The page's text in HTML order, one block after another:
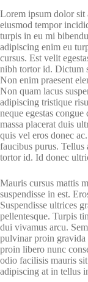
Lorem ipsum dolor sit
eiusmod tempor
turpis in eu mi
adipiscing enim eu
cursus. Est velit
nibh tortor id. Dictum
Non enim praesent
Non quam lacus
adipiscing tristique
neque egestas
massa placerat duis
quis vel eros donec
faucibus purus. Tellus
tortor id. Id donec
Mauris cursus mattis
suspendisse in est.
Suspendisse ultrices
pellentesque. Turpis
dui vivamus arcu.
pulvinar proin gravida
proin libero nunc
odio facilisis mauris
adipiscing at in tellus